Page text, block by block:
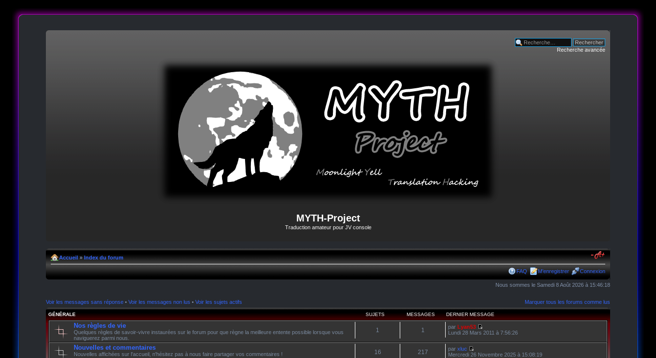
Recherche avancée
MYTH-Project
Traduction amateur pour JV console
Accueil» Index du forum
FAQ M’enregistrer Connexion
Nous sommes le Samedi 8 Août 2026 à 15:46:18
Voir les messages sans réponse• Voir les messages non lus • Voir les sujets actifs Marquer tous les forums comme lus
GÉNÉRALE SUJETS MESSAGES DERNIER MESSAGE
Nos règles de vie
Quelques règles de savoir-vivre instaurées sur le forum pour que règne la meilleure entente possible lorsque vous
naviguerez parmi nous.
1 1 par Lyan53
Lundi 28 Mars 2011 à 7:56:26
Nouvelles et commentaires
Nouvelles affichées sur l'accueil, n'hésitez pas à nous faire partager vos commentaires ! 16 217 par xluc
Mercredi 26 Novembre 2025 à 15:08:19